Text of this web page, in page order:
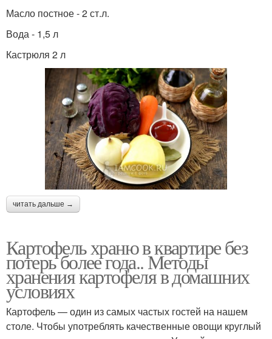
Масло постное - 2 ст.л.
Вода - 1,5 л
Кастрюля 2 л
читать дальше →
Картофель храню в квартире без
потерь более года.. Методы
хранения картофеля в домашних
условиях
Картофель — один из самых частых гостей на нашем
столе. Чтобы употреблять качественные овощи круглый